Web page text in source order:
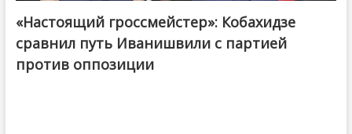
@ქართული ოცნება / Georgian Dream
«Настоящий гроссмейстер»: Кобахидзе
сравнил путь Иванишвили с партией
против оппозиции